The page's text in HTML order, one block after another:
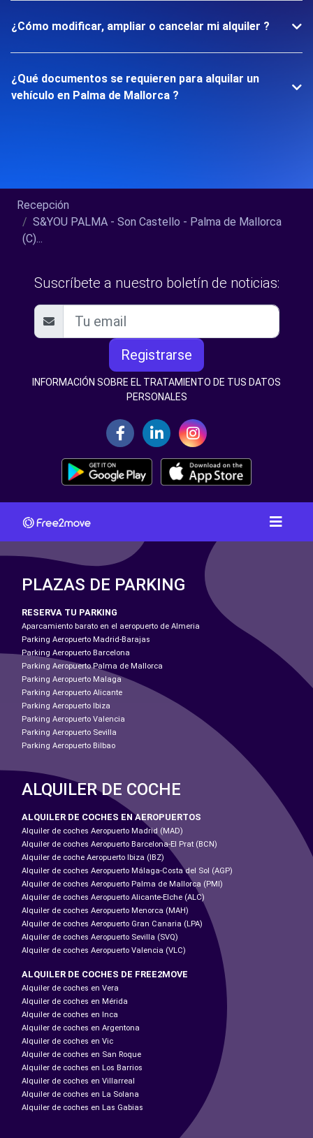
¿Cómo modificar, ampliar o cancelar mi alquiler ?
¿Qué documentos se requieren para alquilar un
vehículo en Palma de Mallorca ?
Recepción
S&YOU PALMA - Son Castello - Palma de Mallorca
(C)...
Suscríbete a nuestro boletín de noticias:
Registrarse
INFORMACIÓN SOBRE EL TRATAMIENTO DE TUS DATOS
PERSONALES
PLAZAS DE PARKING
RESERVA TU PARKING
Aparcamiento barato en el aeropuerto de Almeria
Parking Aeropuerto Madrid-Barajas
Parking Aeropuerto Barcelona
Parking Aeropuerto Palma de Mallorca
Parking Aeropuerto Malaga
Parking Aeropuerto Alicante
Parking Aeropuerto Ibiza
Parking Aeropuerto Valencia
Parking Aeropuerto Sevilla
Parking Aeropuerto Bilbao
ALQUILER DE COCHE
ALQUILER DE COCHES EN AEROPUERTOS
Alquiler de coches Aeropuerto Madrid (MAD)
Alquiler de coches Aeropuerto Barcelona-El Prat (BCN)
Alquiler de coche Aeropuerto Ibiza (IBZ)
Alquiler de coches Aeropuerto Málaga-Costa del Sol (AGP)
Alquiler de coches Aeropuerto Palma de Mallorca (PMI)
Alquiler de coches Aeropuerto Alicante-Elche (ALC)
Alquiler de coches Aeropuerto Menorca (MAH)
Alquiler de coches Aeropuerto Gran Canaria (LPA)
Alquiler de coches Aeropuerto Sevilla (SVQ)
Alquiler de coches Aeropuerto Valencia (VLC)
ALQUILER DE COCHES DE FREE2MOVE
Alquiler de coches en Vera
Alquiler de coches en Mérida
Alquiler de coches en Inca
Alquiler de coches en Argentona
Alquiler de coches en Vic
Alquiler de coches en San Roque
Alquiler de coches en Los Barrios
Alquiler de coches en Villarreal
Alquiler de coches en La Solana
Alquiler de coches en Las Gabias